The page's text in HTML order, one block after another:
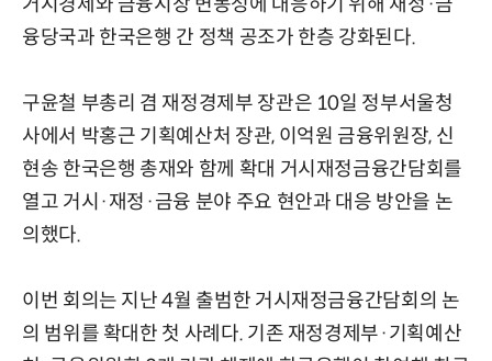
융당국과 한국은행 간 정책 공조가 한층 강화된다.
구윤철 부총리 겸 재정경제부 장관은 10일 정부서울청
사에서 박홍근 기획예산처 장관, 이억원 금융위원장, 신
현송 한국은행 총재와 함께 확대 거시재정금융간담회를
열고 거시·재정·금융 분야 주요 현안과 대응 방안을 논
의했다.
이번 회의는 지난 4월 출범한 거시재정금융간담회의 논
의 범위를 확대한 첫 사례다. 기존 재정경제부·기획예산